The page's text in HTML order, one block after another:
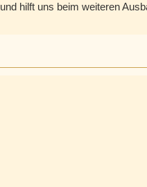
hilft uns beim weiteren